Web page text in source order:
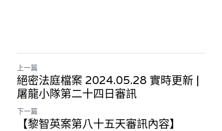
上一篇
絕密法庭檔案 2024.05.28 實時更新 |
屠龍小隊第二十四日審訊
下一篇
【黎智英案第八十五天審訊內容】